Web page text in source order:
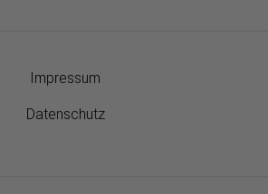
Impressum
Datenschutz